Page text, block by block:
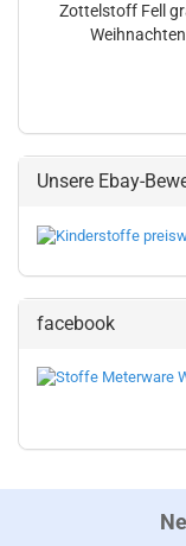
Zottelstoff Fell
Unsere Ebay-
facebook